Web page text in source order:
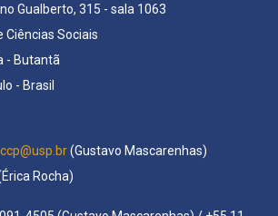
Gualberto, 315 - sala 1063
Ciências Sociais
- Butantã
- Brasil
(Gustavo Mascarenhas)
Rocha)